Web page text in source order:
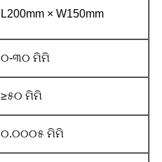
L200mm × W150mm
୦-୩୦ ମିମି
≥୫୦ ମିମି
୦.୦୦୦୫ ମିମି